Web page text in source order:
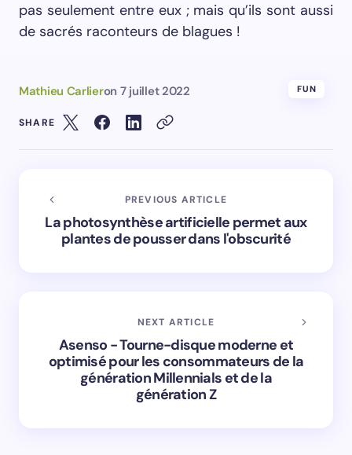
pas seulement entre eux ; mais qu’ils sont aussi
de sacrés raconteurs de blagues !
Mathieu Carlieron 7 juillet 2022 FUN
SHARE
PREVIOUS ARTICLE
La photosynthèse artificielle permet aux
plantes de pousser dans l'obscurité
NEXT ARTICLE
Asenso - Tourne-disque moderne et
optimisé pour les consommateurs de la
génération Millennials et de la
génération Z